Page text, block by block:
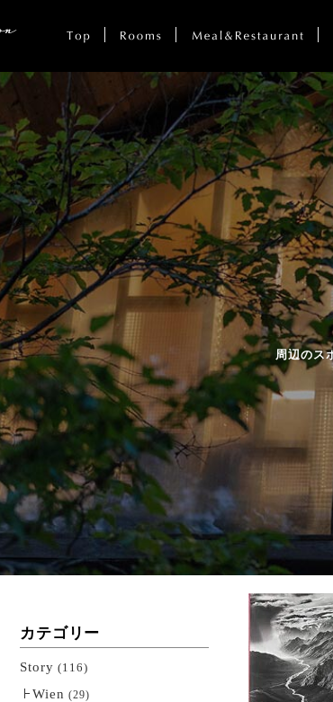
周辺のス
カテゴリー
Story (116)
Wien (29)